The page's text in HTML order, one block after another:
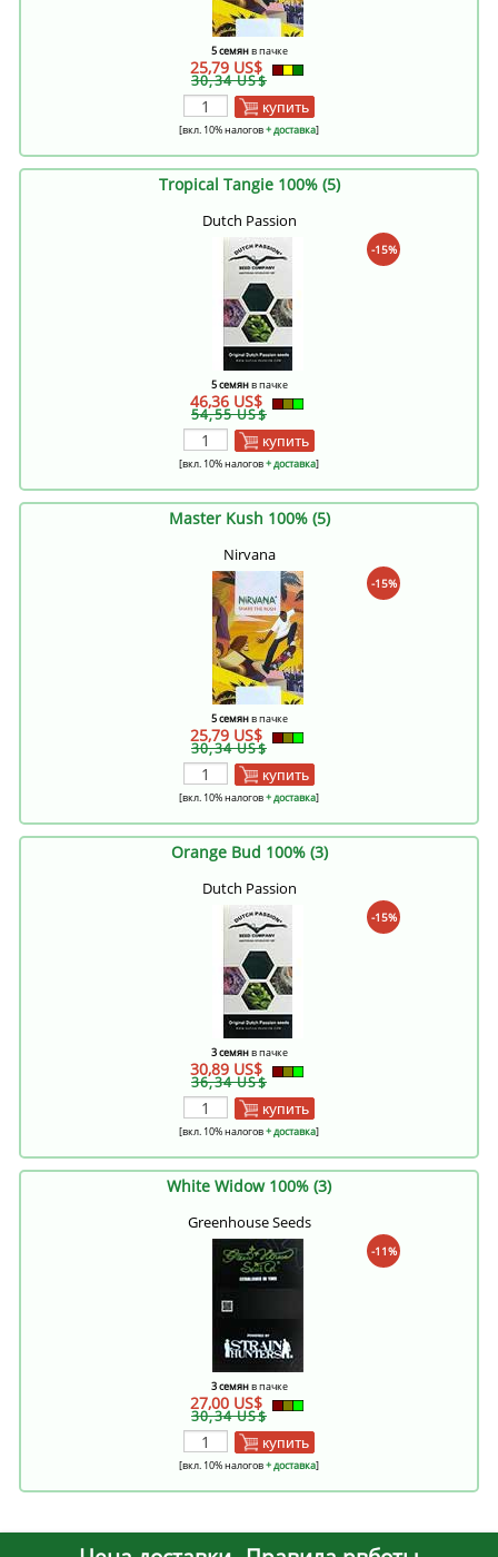
5 семянв пачке
25,79 US$
30,34 US$
купить
[вкл. 10% налогов+ доставка]
Tropical Tangie 100% (5)
Dutch Passion
-15%
5 семянв пачке
46,36 US$
54,55 US$
купить
[вкл. 10% налогов+ доставка]
Master Kush 100% (5)
Nirvana
-15%
5 семянв пачке
25,79 US$
30,34 US$
купить
[вкл. 10% налогов+ доставка]
Orange Bud 100% (3)
Dutch Passion
-15%
3 семянв пачке
30,89 US$
36,34 US$
купить
[вкл. 10% налогов+ доставка]
White Widow 100% (3)
Greenhouse Seeds
-11%
3 семянв пачке
27,00 US$
30,34 US$
купить
[вкл. 10% налогов+ доставка]